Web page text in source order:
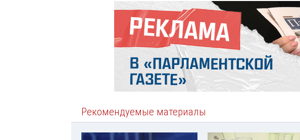
Рекомендуемые материалы